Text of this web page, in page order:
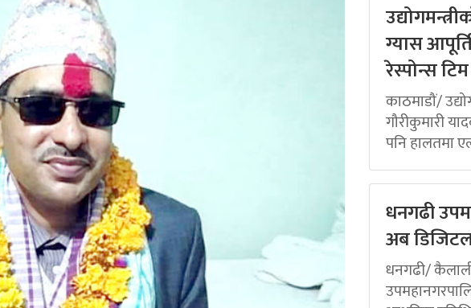
ग्यास
रेस्पोन्स
काठमाडौं/
गौरीकुमारी
पनि हालतमा
धनगढी
अब
धनगढी/